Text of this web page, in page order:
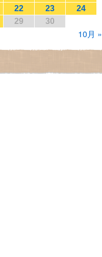
22 23
24
29 30
10月 »